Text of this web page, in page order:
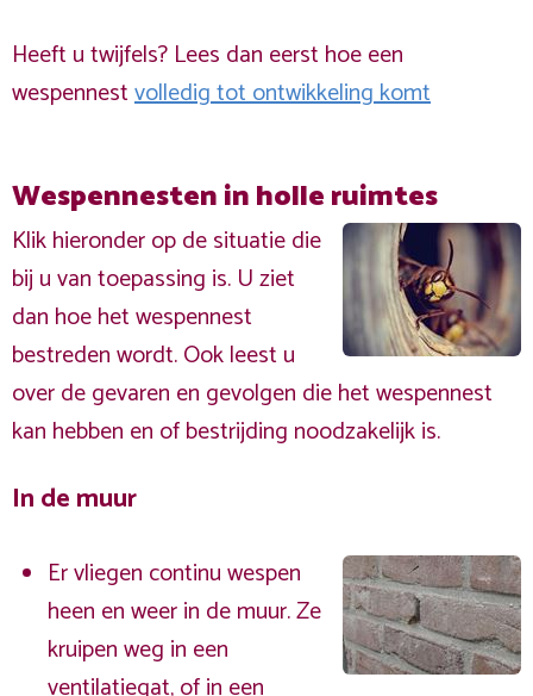
Heeft u twijfels? Lees dan eerst hoe een
wespennestvolledig tot ontwikkeling komt
Wespennesten in holle ruimtes
Klik hieronder op de situatie die
bij u van toepassing is. U ziet
dan hoe het wespennest
bestreden wordt. Ook leest u
over de gevaren en gevolgen die het wespennest
kan hebben en of bestrijding noodzakelijk is.
In de muur
Er vliegen continu wespen
heen en weer in de muur. Ze
kruipen weg in een